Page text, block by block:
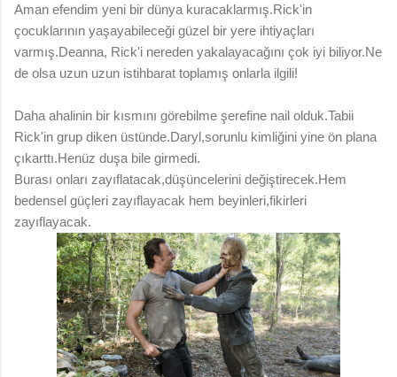
Aman efendim yeni bir dünya kuracaklarmış.Rick'in
çocuklarının yaşayabileceği güzel bir yere ihtiyaçları
varmış.Deanna, Rick'i nereden yakalayacağını çok iyi biliyor.Ne
de olsa uzun uzun istihbarat toplamış onlarla ilgili!
Daha ahalinin bir kısmını görebilme şerefine nail olduk.Tabii
Rick'in grup diken üstünde.Daryl,sorunlu kimliğini yine ön plana
çıkarttı.Henüz duşa bile girmedi.
Burası onları zayıflatacak,düşüncelerini değiştirecek.Hem
bedensel güçleri zayıflayacak hem beyinleri,fikirleri
zayıflayacak.